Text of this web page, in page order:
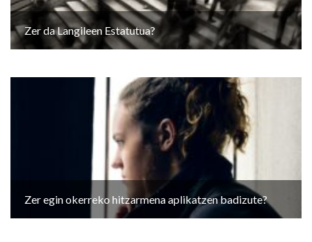
Zer da Langileen Estatutua?
Zer egin okerreko hitzarmena aplikatzen badizute?